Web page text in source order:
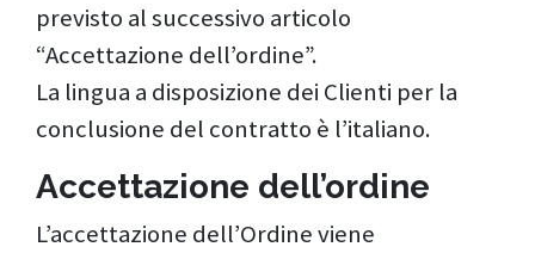
previsto al successivo articolo
“Accettazione dell’ordine”.
La lingua a disposizione dei Clienti per la
conclusione del contratto è l’italiano.
Accettazione dell’ordine
L’accettazione dell’Ordine viene